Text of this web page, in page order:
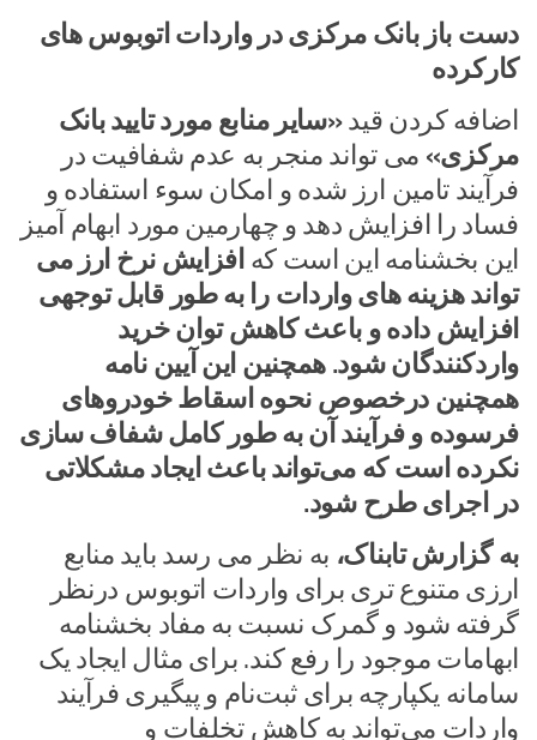
دست باز بانک مرکزی در واردات اتوبوس های
کارکرده
اضافه کردن قید«سایر منابع مورد تایید بانک
مرکزی» می تواند منجر به عدم شفافیت در
فرآیند تامین ارز شده و امکان سوء استفاده و
فساد را افزایش دهد و چهارمین مورد ابهام آمیز
این بخشنامه این است که افزایش نرخ ارز می
تواند هزینه های واردات را به طور قابل توجهی
افزایش داده و باعث کاهش توان خرید
واردکنندگان شود. همچنین این آیین نامه
همچنین درخصوص نحوه اسقاط خودروهای
فرسوده و فرآیند آن به طور کامل شفاف سازی
نکرده است که می‌تواند باعث ایجاد مشکلاتی
در اجرای طرح شود.
به گزارش تابناک، به نظر می رسد باید منابع
ارزی متنوع تری برای واردات اتوبوس درنظر
گرفته شود و گمرک نسبت به مفاد بخشنامه
ابهامات موجود را رفع کند. برای مثال ایجاد یک
سامانه یکپارچه برای ثبت‌نام و پیگیری فرآیند
واردات می‌تواند به کاهش تخلفات و